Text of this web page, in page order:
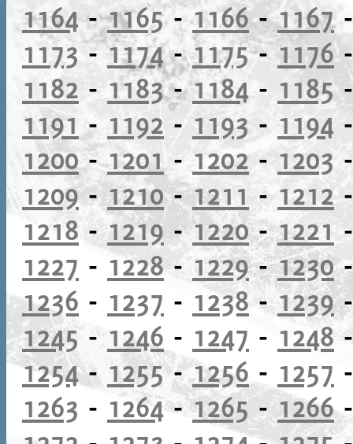
1164-1165-1166-1167
1173-1174-1175-1176
1182 - 1183-1184 - 1185
1191 -1192 - 1193 - 1194
1200-1201 - 1202- 1203
1209-1210-1211 -1212
1218 -1219 -1220-1221
1227 - 1228-1229-1230
1236 - 1237 - 1238-1239
1245- 1246 - 1247 - 1248
1254- 1255-1256 - 1257
1263 - 1264-1265- 1266